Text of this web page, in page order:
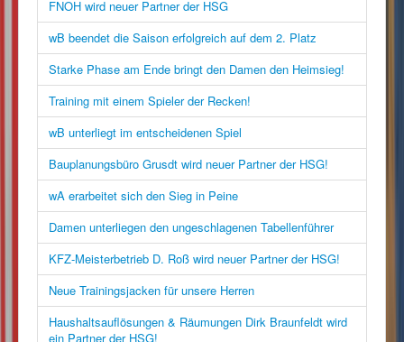
FNOH wird neuer Partner der HSG
wB beendet die Saison erfolgreich auf dem 2. Platz
Starke Phase am Ende bringt den Damen den Heimsieg!
Training mit einem Spieler der Recken!
wB unterliegt im entscheidenen Spiel
Bauplanungsbüro Grusdt wird neuer Partner der HSG!
wA erarbeitet sich den Sieg in Peine
Damen unterliegen den ungeschlagenen Tabellenführer
KFZ-Meisterbetrieb D. Roß wird neuer Partner der HSG!
Neue Trainingsjacken für unsere Herren
Haushaltsauflösungen & Räumungen Dirk Braunfeldt wird
ein Partner der HSG!